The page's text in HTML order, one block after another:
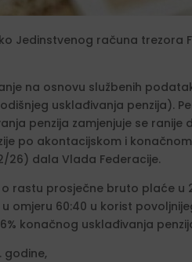
Jedinstvenog računa trezora
na osnovu službenih
usklađivanja penzija).
penzija zamjenjuje se
po akontacijskom i
26) dala Vlada Federacije.
prosječne bruto plaće u
omjeru 60:40 u korist
konačnog usklađivanja
godine,